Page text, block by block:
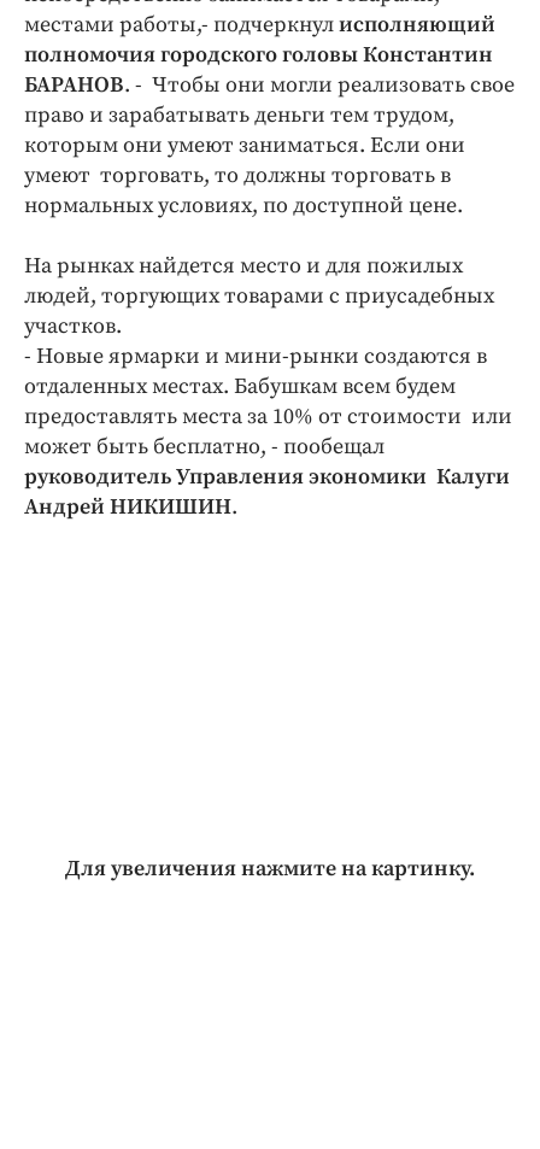
местами работы,- подчеркнулисполняющий
полномочия городского головы Константин
БАРАНОВ. - Чтобы они могли реализовать свое
право и зарабатывать деньги тем трудом,
которым они умеют заниматься. Если они
умеют торговать, то должны торговать в
нормальных условиях, по доступной цене.
На рынках найдется место и для пожилых
людей, торгующих товарами с приусадебных
участков.
- Новые ярмарки и мини-рынки создаются в
отдаленных местах. Бабушкам всем будем
предоставлять места за 10% от стоимости или
может быть бесплатно, - пообещал
руководитель Управления экономики Калуги
Андрей НИКИШИН.
Для увеличения нажмите на картинку.